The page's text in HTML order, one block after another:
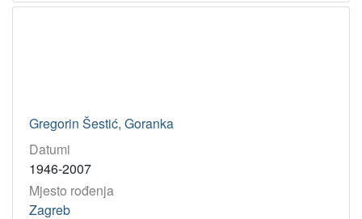
Gregorin Šestić, Goranka
Datumi
1946-2007
Mjesto rođenja
Zagreb